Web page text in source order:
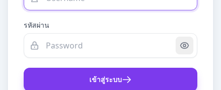
รหัสผ่าน
เข้าสู่ระบบ